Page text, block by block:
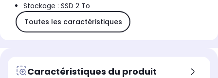
Stockage : SSD 2 To
Toutes les caractéristiques
Caractéristiques du produit